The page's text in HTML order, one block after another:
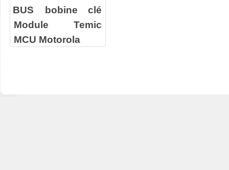
BUS
bobine clé
Module Temic
MCU Motorola